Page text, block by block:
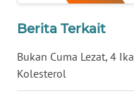
Berita Terkait
Bukan Cuma Lezat, 4
Kolesterol
WN